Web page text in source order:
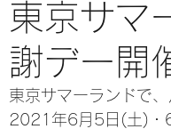
東京サマ
謝デー開
東京サマーランドで
2021年6月5日(土)・